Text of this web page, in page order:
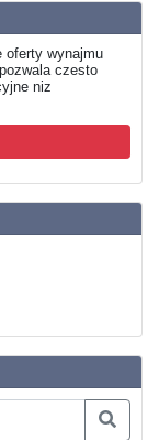
oferty wynajmu
czesto
niz